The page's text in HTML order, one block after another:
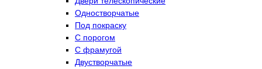
Одностворчатые
Под покраску
С порогом
С фрамугой
Двустворчатые